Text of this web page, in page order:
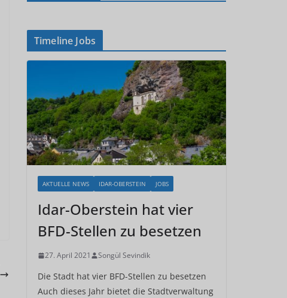
Timeline Jobs
AKTUELLE NEWS IDAR-OBERSTEIN JOBS
Idar-Oberstein hat vier
BFD-Stellen zu besetzen
27. April 2021 Songül Sevindik
Die Stadt hat vier BFD-Stellen zu besetzen
Auch dieses Jahr bietet die Stadtverwaltung